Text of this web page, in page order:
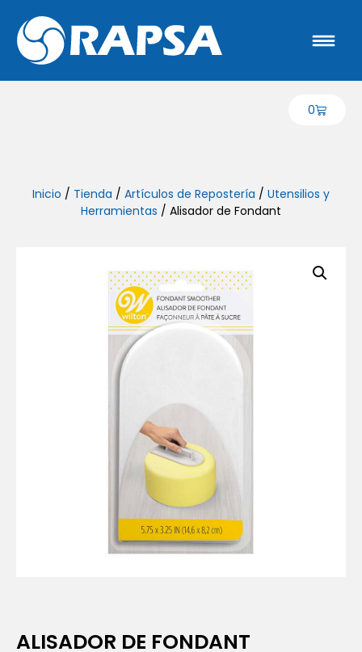
0
Inicio / Tienda / Artículos de Repostería / Utensilios y
Herramientas / Alisador de Fondant
ALISADOR DE FONDANT